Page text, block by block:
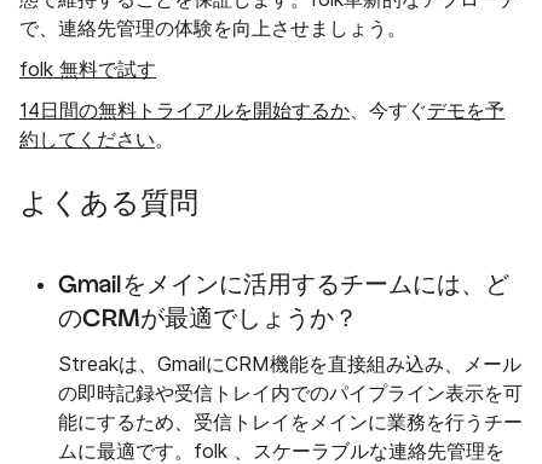
で、連絡先管理の体験を向上させましょう。
folk 無料で試す
14日間の無料トライアルを開始するか、今すぐデモを予
約してください。
よくある質問
Gmailをメインに活用するチームには、ど
のCRMが最適でしょうか？
Streakは、GmailにCRM機能を直接組み込み、メール
の即時記録や受信トレイ内でのパイプライン表示を可
能にするため、受信トレイをメインに業務を行うチー
ムに最適です。folk 、スケーラブルな連絡先管理を